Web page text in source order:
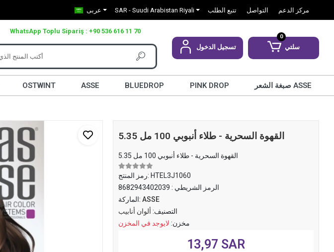
عربى SAR - Suudi Arabistan Riyali تتبع الطلب التواصل مركز الدعم
WhatsApp Toplu Sipariş : +90 536 616 11 70
تسجيل الدخول
0
سلتي
OSTWINT ASSE BLUEDROP PINK DROP صبغة الشعر ASSE
5.35 القهوة السحرية - طلاء أنبوبي 100 مل
5.35 القهوة السحرية - طلاء أنبوبي 100 مل
رمز المنتج: HTEL3J1060
الرمز الشريطي : 8682943402039
الماركة:ASSE
التصنيف: ألوان أنابيب
مخزن: لايوجد في المخزن
13,97 SAR